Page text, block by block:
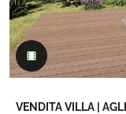
VENDITA VILLA |